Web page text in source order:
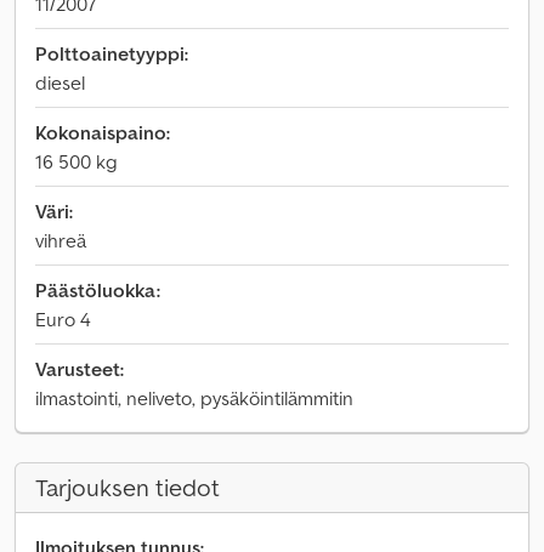
Polttoainetyyppi:
diesel
Kokonaispaino:
16 500 kg
Väri:
vihreä
Päästöluokka:
Euro 4
Varusteet:
ilmastointi, neliveto, pysäköintilämmitin
Tarjouksen tiedot
Ilmoituksen tunnus: